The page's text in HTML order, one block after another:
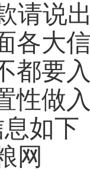
请说
各大
都要
性做
如下
网